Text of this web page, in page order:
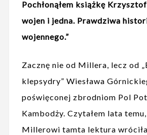
Pochłonąłem książkę
wojen i jedna. Prawdziwa
wojennego.”
Zacznę nie od Millera, lecz od
klepsydry” Wiesława
poświęconej zbrodniom Pol
Kambodży. Czytałem lata
Millerowi tamta lektura